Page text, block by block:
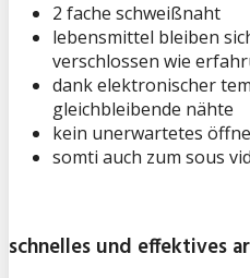
2 fache schweißnaht
lebensmittel bleiben
verschlossen wie
dank elektronischer
gleichbleibende nähte
kein unerwartetes
somti auch zum sous
schnelles und effektives